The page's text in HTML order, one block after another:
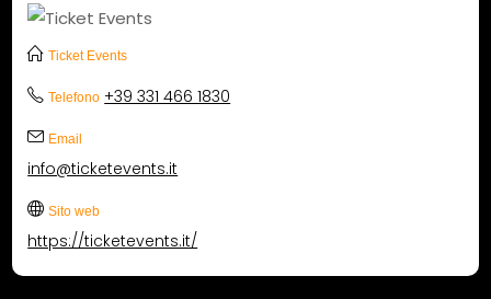
Ticket Events
Telefono +39 331 466 1830
Email
info@ticketevents.it
Sito web
https://ticketevents.it/